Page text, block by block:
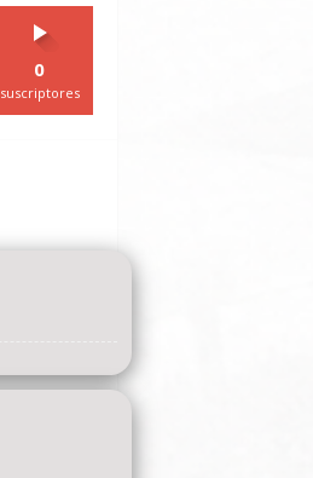
0
suscriptores